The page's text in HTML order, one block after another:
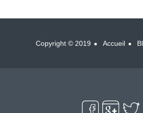
Copyright © 2019 Accueil